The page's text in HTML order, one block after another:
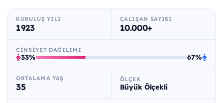
KURULUŞ YILI
1923
ÇALIŞAN SAYISI
10.000+
CINSIYET DAĞILIMI
33% 67%
ORTALAMA YAŞ
35
ÖLÇEK
Büyük Ölçekli